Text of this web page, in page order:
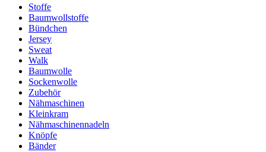
Stoffe
Baumwollstoffe
Bündchen
Jersey
Sweat
Walk
Baumwolle
Sockenwolle
Zubehör
Nähmaschinen
Kleinkram
Nähmaschinennadeln
Knöpfe
Bänder